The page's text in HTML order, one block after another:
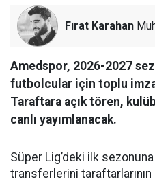
Fırat Karahan
Amedspor, 2026-2027
futbolcular için toplu
Taraftara açık tören,
canlı yayımlanacak.
Süper Lig’deki ilk
transferlerini taraftarlarının